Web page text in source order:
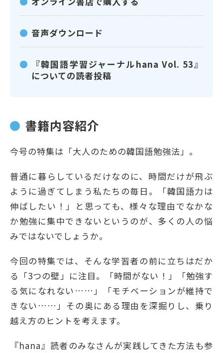
音声ダウンロード
『韓国語学習ジャーナルhana Vol. 53』
についての読者投稿
書籍内容紹介
今号の特集は「大人のための韓国語勉強法」。
普通に暮らしているだけなのに、時間だけが飛ぶ
ように過ぎてしまう私たちの毎日。「韓国語力は
伸ばしたい！」と思っても、様々な理由でなかな
か勉強に集中できないというのが、多くの人の悩
みではないでしょうか。
今回の特集では、そんな学習者の前に立ちはだか
る「3つの壁」に注目。「時間がない！」「勉強す
る気になれない……」「モチベーションが維持で
きない……」その奥にある理由を深掘りし、乗り
越え方のヒントを考えます。
『hana』読者のみなさんが実践してきた方法も参